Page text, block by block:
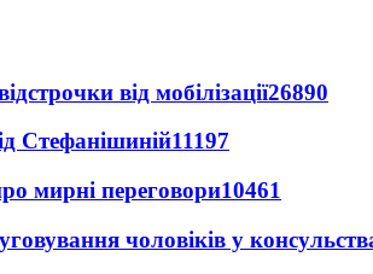
від мобілізації26890
Стефанішиній11197
мирні переговори10461
чоловіків у